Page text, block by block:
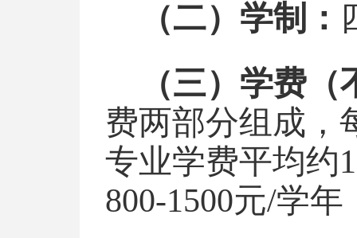
（二）学制：
（三）学费
费两部分组成，
专业学费平均约
800-1500元/学